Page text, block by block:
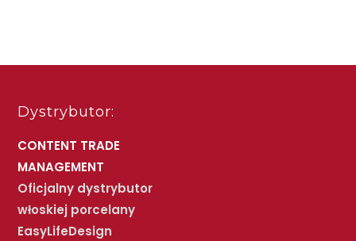
Dystrybutor:
CONTENT TRADE
MANAGEMENT
Oficjalny dystrybutor
włoskiej porcelany
EasyLifeDesign